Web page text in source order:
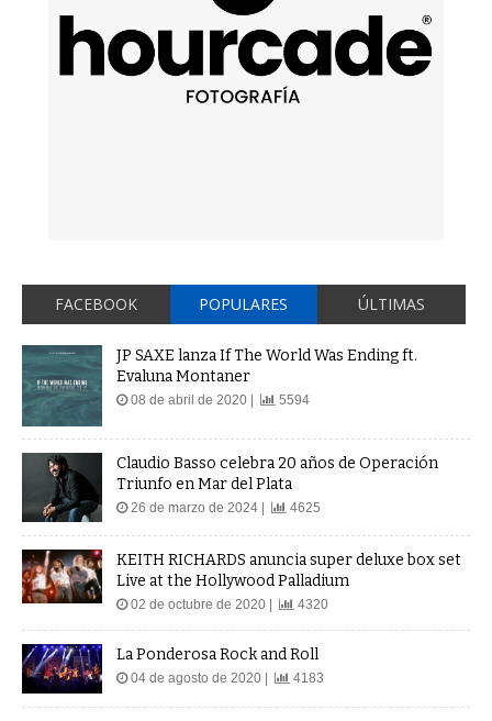
FACEBOOK POPULARES ÚLTIMAS
JP SAXE lanza If The World Was Ending ft.
Evaluna Montaner
08 de abril de 2020 | 5594
Claudio Basso celebra 20 años de Operación
Triunfo en Mar del Plata
26 de marzo de 2024 | 4625
KEITH RICHARDS anuncia super deluxe box set
Live at the Hollywood Palladium
02 de octubre de 2020 | 4320
La Ponderosa Rock and Roll
04 de agosto de 2020 | 4183